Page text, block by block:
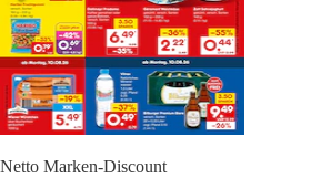
Netto Marken-Discount